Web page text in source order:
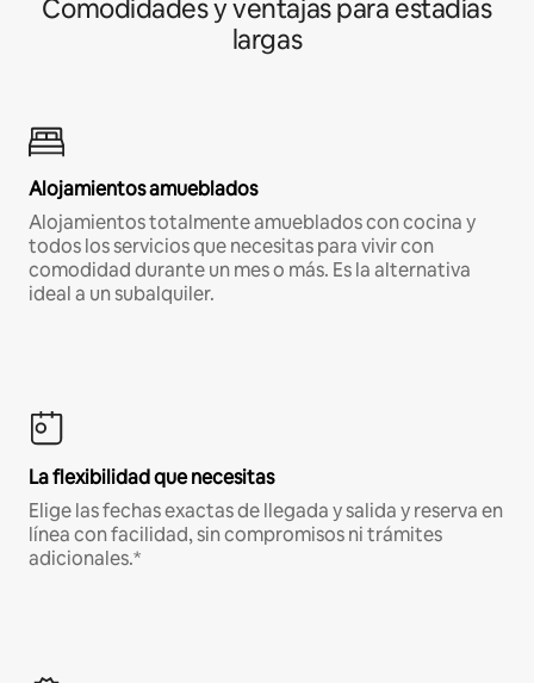
Comodidades y ventajas para estadías
largas
Alojamientos amueblados
Alojamientos totalmente amueblados con cocina y
todos los servicios que necesitas para vivir con
comodidad durante un mes o más. Es la alternativa
ideal a un subalquiler.
La flexibilidad que necesitas
Elige las fechas exactas de llegada y salida y reserva en
línea con facilidad, sin compromisos ni trámites
adicionales.*